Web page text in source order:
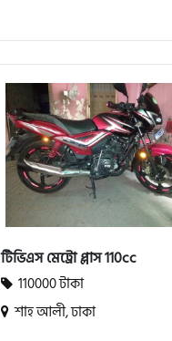
টিভিএস মেট্রো প্লাস 110cc
110000 টাকা
শাহ আলী, ঢাকা